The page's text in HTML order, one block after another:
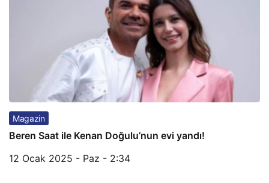
Magazin
Beren Saat ile Kenan Doğulu’nun evi yandı!
12 Ocak 2025 - Paz - 2:34